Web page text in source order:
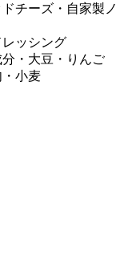
チーズ・自家製ノ
レッシング
分・大豆・りんご
・小麦